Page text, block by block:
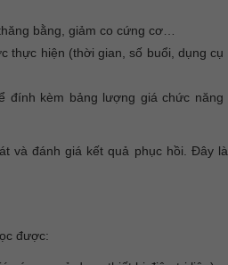
bằng, giảm co cứng cơ…
thực hiện (thời gian, số buổi, dụng cụ
đính kèm bảng lượng giá chức năng
và đánh giá kết quả phục hồi. Đây là
được: